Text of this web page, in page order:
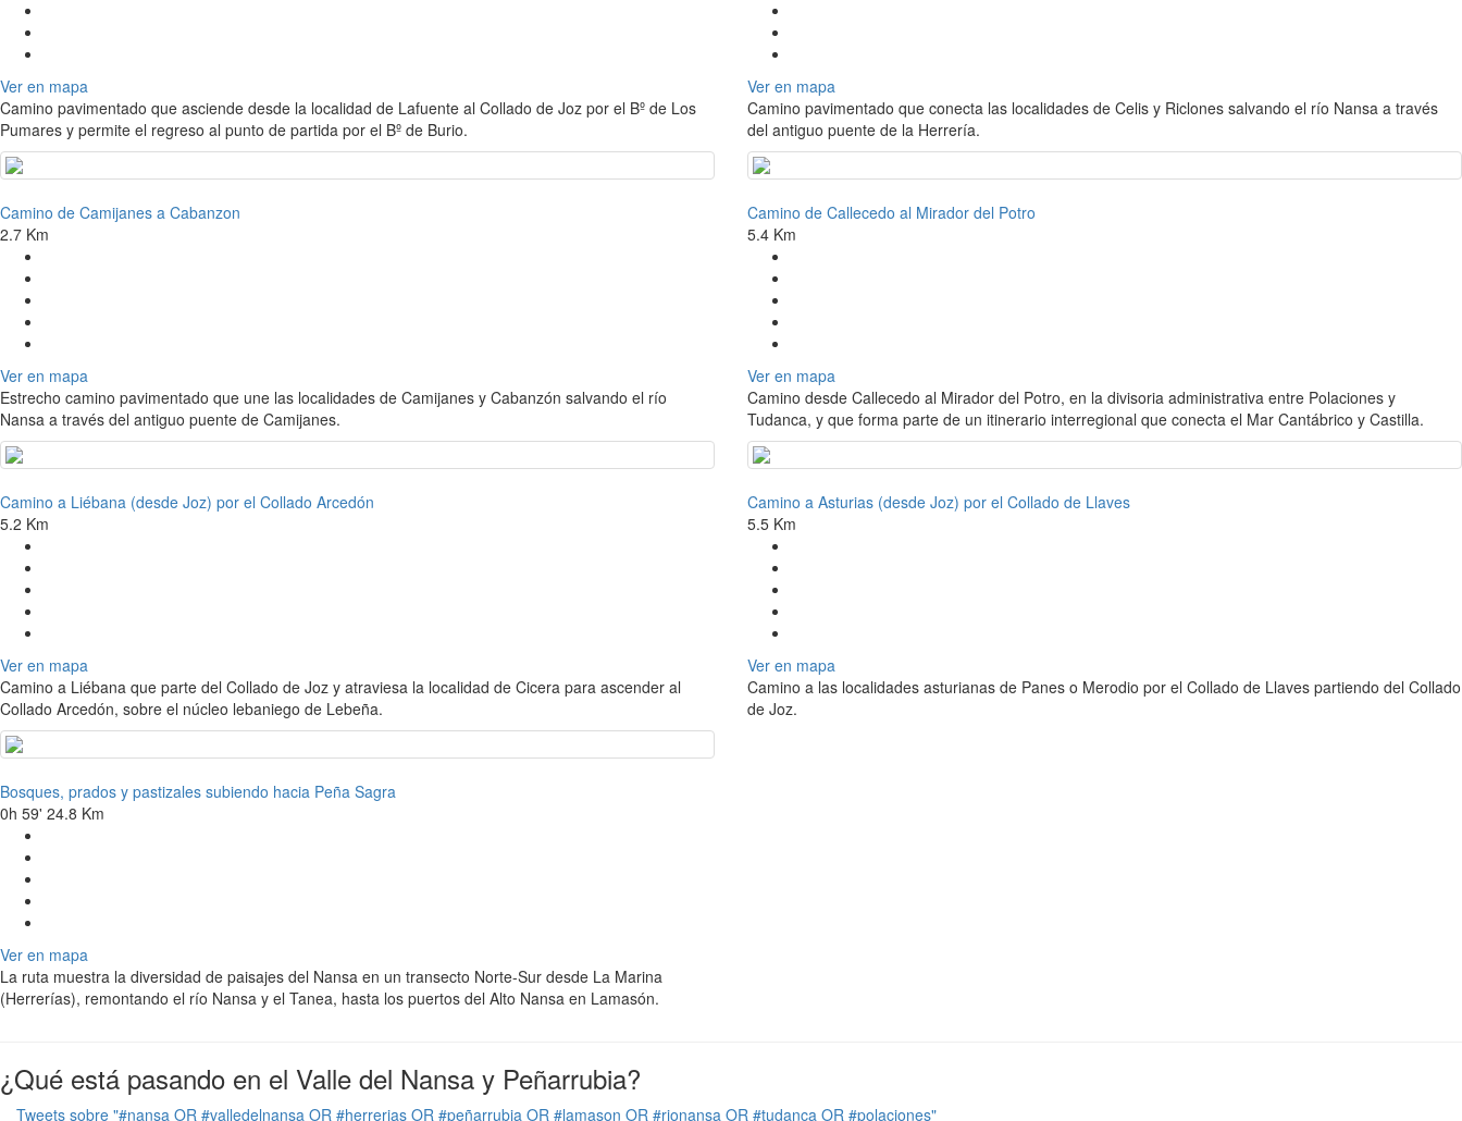
Ver en mapa
Camino pavimentado que asciende desde la localidad de Lafuente al Collado de Joz por el Bº de Los
Pumares y permite el regreso al punto de partida por el Bº de Burio.
Ver en mapa
Camino pavimentado que conecta las localidades de Celis y Riclones salvando el río Nansa a través
del antiguo puente de la Herrería.
Camino de Camijanes a Cabanzon
2.7 Km
Ver en mapa
Estrecho camino pavimentado que une las localidades de Camijanes y Cabanzón salvando el río
Nansa a través del antiguo puente de Camijanes.
Camino de Callecedo al Mirador del Potro
5.4 Km
Ver en mapa
Camino desde Callecedo al Mirador del Potro, en la divisoria administrativa entre Polaciones y
Tudanca, y que forma parte de un itinerario interregional que conecta el Mar Cantábrico y Castilla.
Camino a Liébana (desde Joz) por el Collado Arcedón
5.2 Km
Ver en mapa
Camino a Liébana que parte del Collado de Joz y atraviesa la localidad de Cicera para ascender al
Collado Arcedón, sobre el núcleo lebaniego de Lebeña.
Camino a Asturias (desde Joz) por el Collado de Llaves
5.5 Km
Ver en mapa
Camino a las localidades asturianas de Panes o Merodio por el Collado de Llaves partiendo del Collado
de Joz.
Bosques, prados y pastizales subiendo hacia Peña Sagra
0h 59' 24.8 Km
Ver en mapa
La ruta muestra la diversidad de paisajes del Nansa en un transecto Norte-Sur desde La Marina
(Herrerías), remontando el río Nansa y el Tanea, hasta los puertos del Alto Nansa en Lamasón.
¿Qué está pasando en el Valle del Nansa y Peñarrubia?
Tweets sobre "#nansa OR #valledelnansa OR #herrerias OR #peñarrubia OR #lamason OR #rionansa OR #tudanca OR #polaciones"